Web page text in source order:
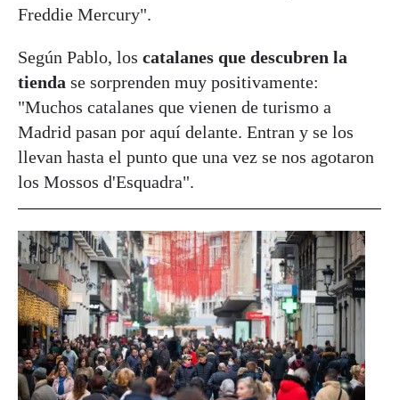
Freddie Mercury".
Según Pablo, los catalanes que descubren la
tienda se sorprenden muy positivamente:
"Muchos catalanes que vienen de turismo a
Madrid pasan por aquí delante. Entran y se los
llevan hasta el punto que una vez se nos agotaron
los Mossos d'Esquadra".